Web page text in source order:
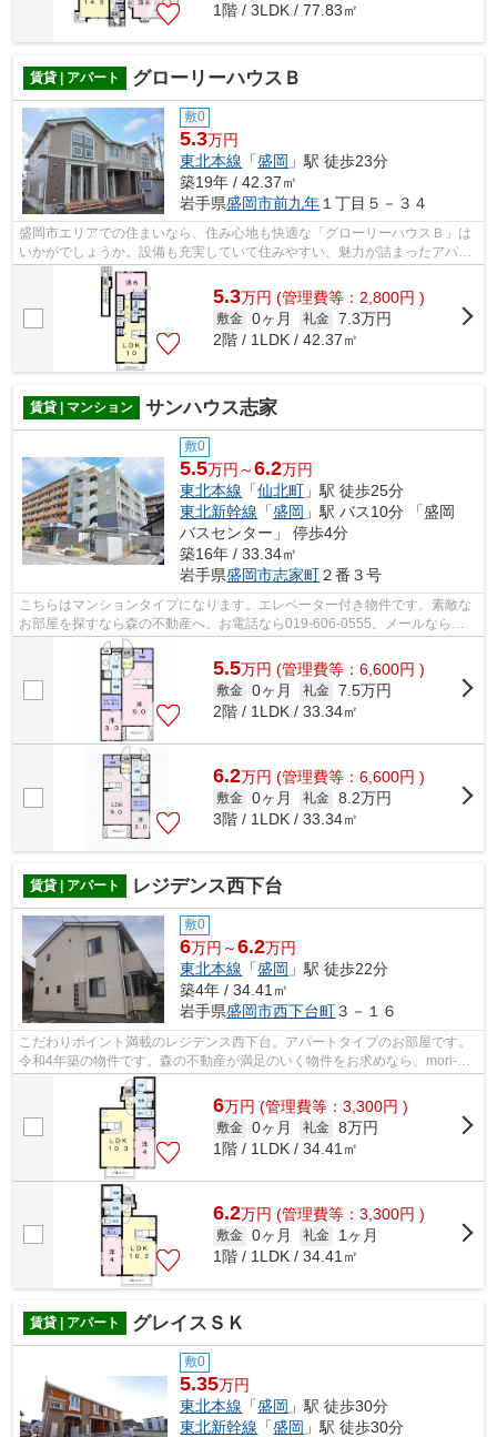
1階 / 3LDK / 77.83㎡
賃貸 | アパート グローリーハウスＢ
敷0
5.3万円
東北本線 「盛岡 」駅 徒歩23分
築19年 / 42.37㎡
岩手県盛岡市前九年 １丁目５－３４
盛岡市エリアでの住まいなら、住み心地も快適な「グローリーハウスＢ」は
いかがでしょうか。設備も充実していて住みやすい、魅力が詰まったアパー
トです。盛岡市エリアにある物件のこ...
5.3万円 (管理費等：2,800円 )
敷金 0ヶ月 礼金 7.3万円
2階 / 1LDK / 42.37㎡
賃貸 | マンション サンハウス志家
敷0
5.5万円～6.2万円
東北本線 「仙北町 」駅 徒歩25分
東北新幹線 「盛岡 」駅 バス10分 「盛岡
バスセンター」 停歩4分
築16年 / 33.34㎡
岩手県盛岡市志家町２番３号
こちらはマンションタイプになります。エレベーター付き物件です。素敵な
お部屋を探すなら森の不動産へ。お電話なら019-606-0555。メールなら
mori-no@f8.dion.ne.jp。ご連絡お待ちして...
5.5万円 (管理費等：6,600円 )
敷金 0ヶ月 礼金 7.5万円
2階 / 1LDK / 33.34㎡
6.2万円 (管理費等：6,600円 )
敷金 0ヶ月 礼金 8.2万円
3階 / 1LDK / 33.34㎡
賃貸 | アパート レジデンス西下台
敷0
6万円～6.2万円
東北本線 「盛岡 」駅 徒歩22分
築4年 / 34.41㎡
岩手県盛岡市西下台町３－１６
こだわりポイント満載のレジデンス西下台。アパートタイプのお部屋です。
令和4年築の物件です。森の不動産が満足のいく物件をお求めなら、mori-
no@f8.dion.ne.jpまでご連絡下さい。盛...
6万円 (管理費等：3,300円 )
敷金 0ヶ月 礼金 8万円
1階 / 1LDK / 34.41㎡
6.2万円 (管理費等：3,300円 )
敷金 0ヶ月 礼金
1ヶ月
1階 / 1LDK / 34.41㎡
賃貸 | アパート グレイスＳＫ
敷0
5.35万円
東北本線 「盛岡 」駅 徒歩30分
東北新幹線 「盛岡 」駅 徒歩30分